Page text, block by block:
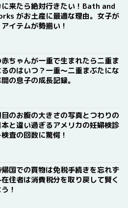
に来たら絶対行きたい！Bath and
がお土産に最適な理由。女子が
イテムが勢揃い！
ちゃんが一重で生まれたら二重ま
のはいつ？一重〜二重まぶたにな
の息子の成長記録。
のお腹の大きさの写真とつわりの
と違い過ぎるアメリカの妊婦検診
査の回数に驚愕！
国での買物は免税手続きを忘れず
住者は消費税分を取り戻して賢く
！